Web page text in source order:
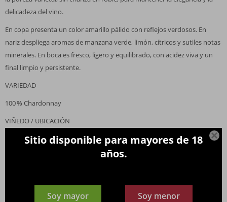

Sitio disponible para mayores de 18
años.
Soy mayor Soy menor
delicadeza del vino.
En copa presenta un color amarillo pálido con reflejos verdosos. En
nariz despliega aromas de manzana verde, limón, cítricos y sutiles notas
minerales. En boca es fresco, ligero y equilibrado, con acidez viva y un
final limpio y persistente.
VARIEDAD
100 % Chardonnay
VIÑEDO / UBICACIÓN
Chablis, Borgoña, Francia; suelos calcáreos y arcillosos
VINIFICACIÓN / CRIANZA